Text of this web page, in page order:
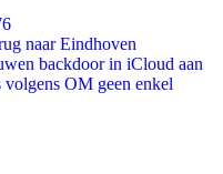
naar Eindhoven
backdoor in iCloud aan
OM geen enkel